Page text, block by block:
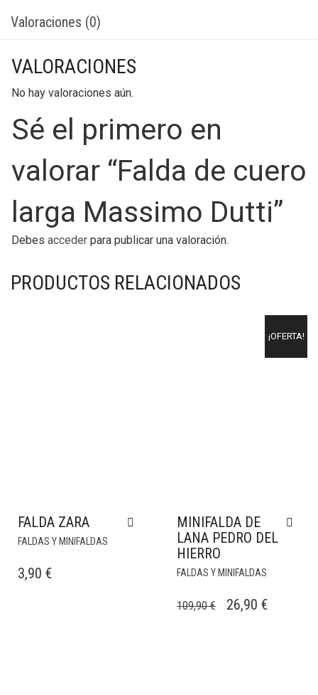
Valoraciones (0)
VALORACIONES
No hay valoraciones aún.
Sé el primero en
valorar “Falda de cuero
larga Massimo Dutti”
Debes acceder para publicar una valoración.
PRODUCTOS RELACIONADOS
FALDA ZARA
FALDAS Y MINIFALDAS
3,90 €
¡OFERTA!
MINIFALDA DE
LANA PEDRO DEL
HIERRO
FALDAS Y MINIFALDAS
109,90€
EL
26,90 €EL